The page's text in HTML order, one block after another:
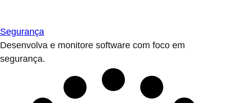
Segurança
Desenvolva e monitore software com foco em
segurança.